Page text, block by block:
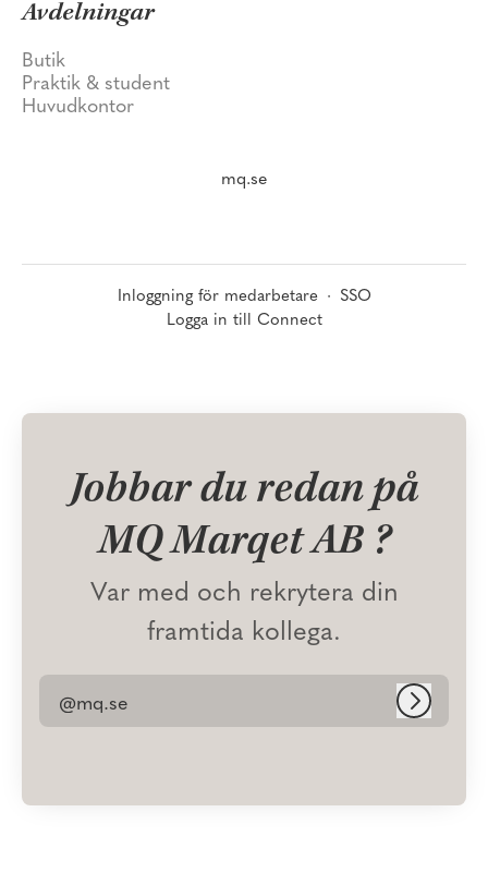
Avdelningar
Butik
Praktik & student
Huvudkontor
mq.se
Inloggning för medarbetare · SSO
Logga in till Connect
Jobbar du redan på
MQ Marqet AB ?
Var med och rekrytera din
framtida kollega.
@mq.se Logga in